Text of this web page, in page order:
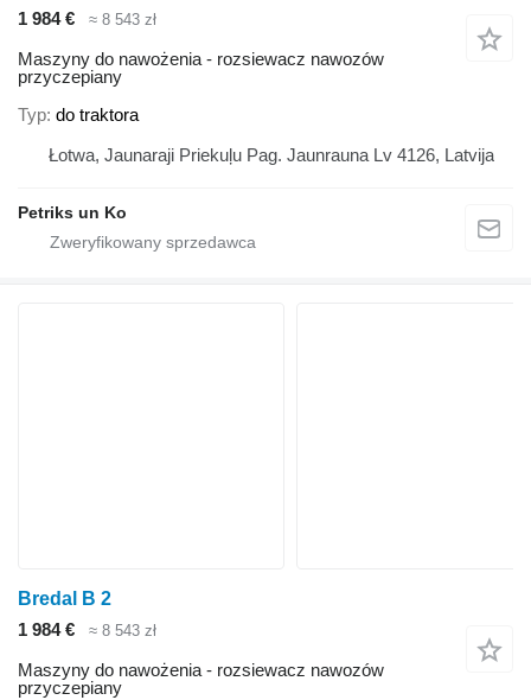
1 984 €
≈ 8 543 zł
Maszyny do nawożenia - rozsiewacz nawozów
przyczepiany
Typ do traktora
Łotwa, Jaunaraji Priekuļu Pag. Jaunrauna Lv 4126, Latvija
Petriks un Ko
Bredal B 2
1 984 €
≈ 8 543 zł
Maszyny do nawożenia - rozsiewacz nawozów
przyczepiany